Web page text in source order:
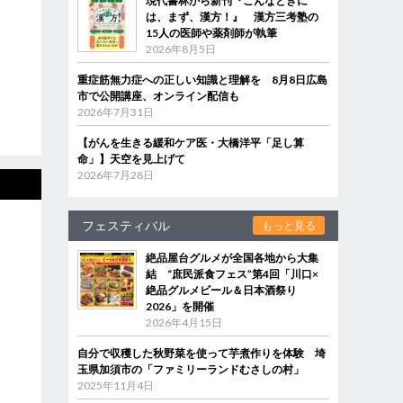
は、まず、漢方！』 漢方三考塾の
15人の医師や薬剤師が執筆
2026年8月5日
重症筋無力症への正しい知識と理解を 8月8日広島
市で公開講座、オンライン配信も
2026年7月31日
【がんを生きる緩和ケア医・大橋洋平「足し算
命」】天空を見上げて
2026年7月28日
フェスティバル もっと見る
絶品屋台グルメが全国各地から大集
結 “庶民派食フェス”第4回「川口×
絶品グルメビール＆日本酒祭り
2026」を開催
2026年4月15日
自分で収穫した秋野菜を使って芋煮作りを体験 埼
玉県加須市の「ファミリーランドむさしの村」
2025年11月4日